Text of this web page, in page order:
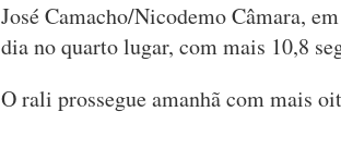
José Camacho/Nicodemo Câmara,
dia no quarto lugar, com mais 10,8
O rali prossegue amanhã com mais